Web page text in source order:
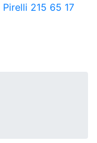
Pirelli 215 65 17